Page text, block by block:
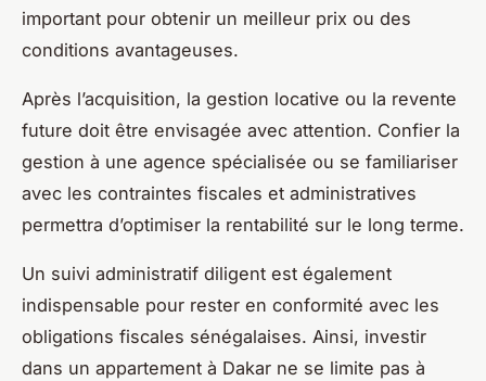
important pour obtenir un meilleur prix ou des
conditions avantageuses.
Après l’acquisition, la gestion locative ou la revente
future doit être envisagée avec attention. Confier la
gestion à une agence spécialisée ou se familiariser
avec les contraintes fiscales et administratives
permettra d’optimiser la rentabilité sur le long terme.
Un suivi administratif diligent est également
indispensable pour rester en conformité avec les
obligations fiscales sénégalaises. Ainsi, investir
dans un appartement à Dakar ne se limite pas à